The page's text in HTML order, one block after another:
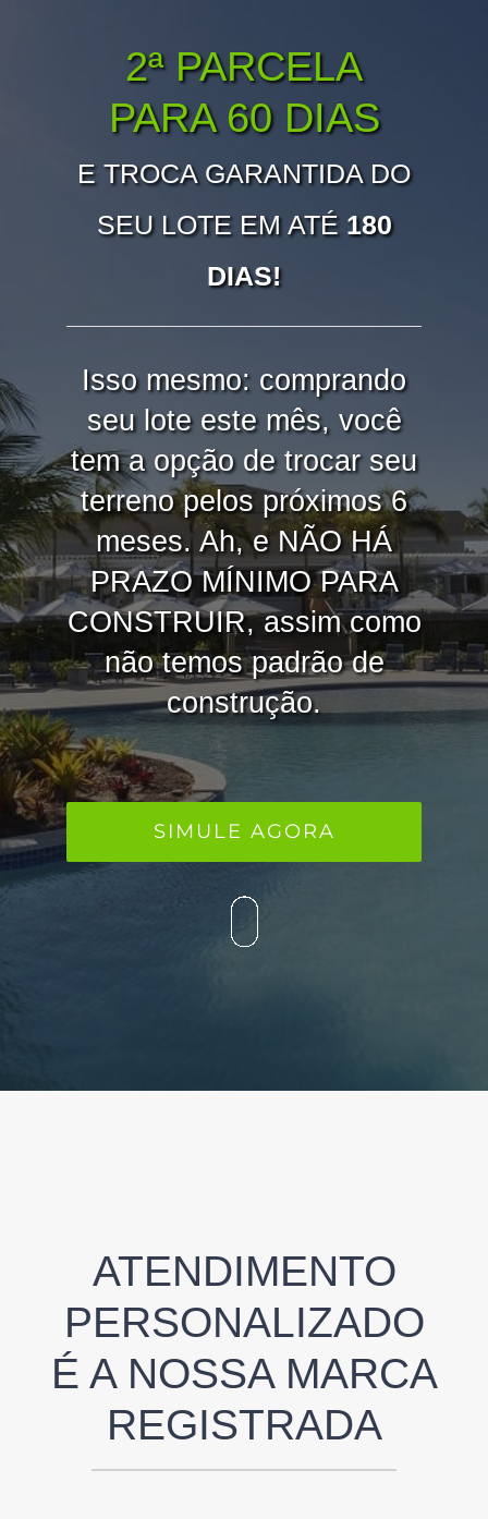
2ª PARCELA
PARA 60 DIAS
E TROCA GARANTIDA DO
SEU LOTE EM ATÉ 180
DIAS!
Isso mesmo: comprando
seu lote este mês, você
tem a opção de trocar seu
terreno pelos próximos 6
meses. Ah, e NÃO HÁ
PRAZO MÍNIMO PARA
CONSTRUIR,assim como
não temos padrão de
construção.
SIMULE AGORA
ATENDIMENTO
PERSONALIZADO
É A NOSSA MARCA
REGISTRADA